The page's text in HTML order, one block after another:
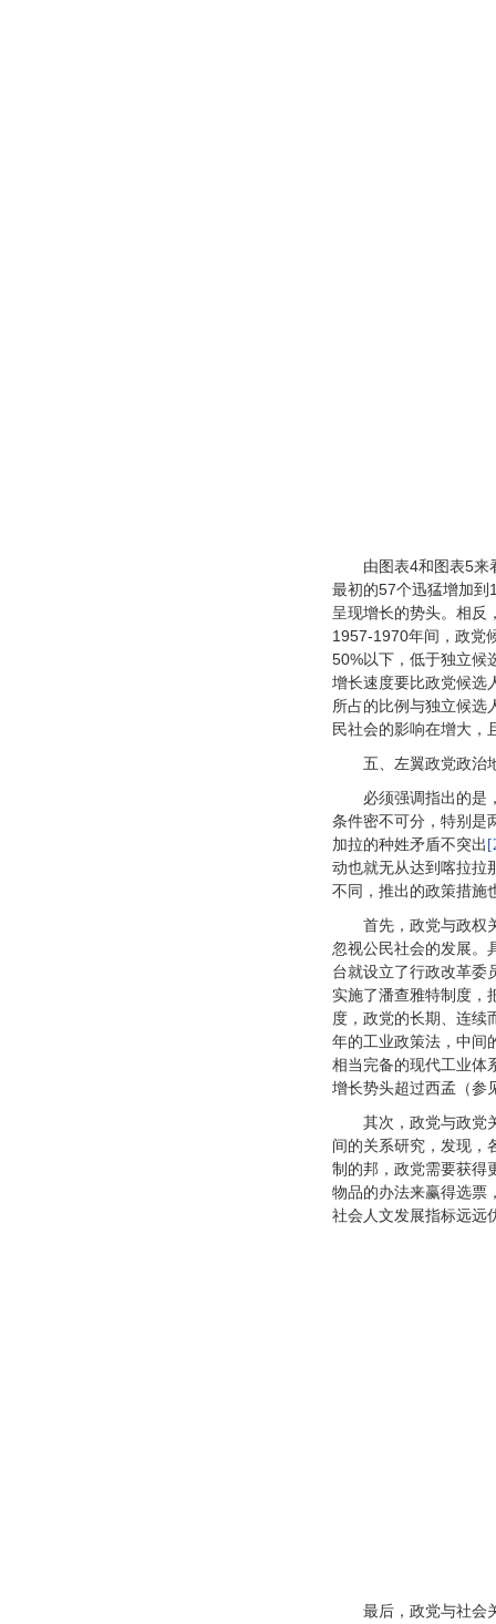
由图表4和图表5来
最初的57个迅猛增加到
呈现增长的势头。相反
1957-1970年间，政党
50%以下，低于独立候
增长速度要比政党候选
所占的比例与独立候选
民社会的影响在增大，
五、左翼政党政治
必须强调指出的是
条件密不可分，特别是
加拉的种姓矛盾不突出
动也就无从达到喀拉拉
不同，推出的政策措施
首先，政党与政权
忽视公民社会的发展。
台就设立了行政改革委
实施了潘查雅特制度，
度，政党的长期、连续
年的工业政策法，中间
相当完备的现代工业体
增长势头超过西孟（参
其次，政党与政党
间的关系研究，发现，
制的邦，政党需要获得
物品的办法来赢得选票
社会人文发展指标远远
最后，政党与社会